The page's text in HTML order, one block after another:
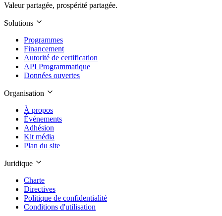
Valeur partagée, prospérité partagée.
Solutions
Programmes
Financement
Autorité de certification
API Programmatique
Données ouvertes
Organisation
À propos
Événements
Adhésion
Kit média
Plan du site
Juridique
Charte
Directives
Politique de confidentialité
Conditions d'utilisation